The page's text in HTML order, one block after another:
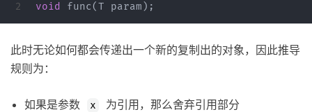
void
func(T param );
此时无论如何都会传递出一个新的复制出的对象，因此推导
规则为：
如果是参数 x
为引用，那么舍弃引用部分